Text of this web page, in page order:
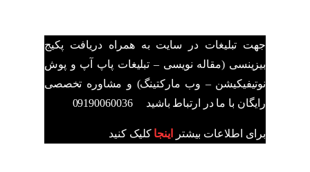
جهت تبلیغات در سایت به همراه دریافت پکیج
بیزینسی (مقاله نویسی – تبلیغات پاپ آپ و پوش
نوتیفیکیشن – وب مارکتینگ) و مشاوره تخصصی
رایگان با ما در ارتباط باشید 09190060036
برای اطلاعات بیشتر اینجا کلیک کنید